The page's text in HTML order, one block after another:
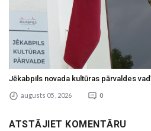
Jēkabpils novada kultūras pārvaldes
augusts 05 , 2026 0
ATSTĀJIET KOMENTĀRU